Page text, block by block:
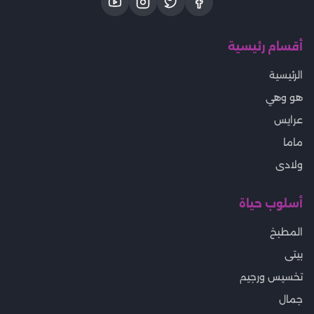
أقسام رئيسية
الرئيسية
هو وهي
عرايس
ماما
ولادى
أسلوب حياة
المطبخ
بيتى
تخسيس ورجيم
جمال